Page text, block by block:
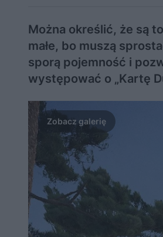
Można określić, że są
małe, bo muszą
sporą pojemność i
występować o „Kartę